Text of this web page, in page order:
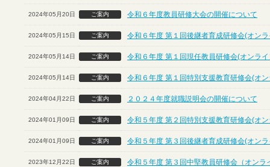
2024年05月20日 ご案内 令和６年度教員研修大会の開催について
2024年05月15日 ご案内 令和６年度 第１回後継者育成研修会(オン
2024年05月14日 ご案内 令和６年度 第１回現任教員研修会(オンラ
2024年05月14日 ご案内 令和６年度 第１回特別支援教育研修会(オ
2024年04月22日 ご案内 ２０２４年度就職説明会の開催について
2024年01月09日 ご案内 令和５年度 第２回特別支援教育研修会(オ
2024年01月09日 ご案内 令和５年度 第３回後継者育成研修会(オン
2023年12月22日 ご案内 令和５年度 第３回中堅教員研修会（オンラ